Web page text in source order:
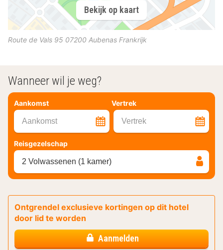
Bekijk op kaart
Route de Vals 95 07200 Aubenas Frankrijk
Wanneer wil je weg?
Aankomst Vertrek
Aankomst Vertrek
Reisgezelschap
2 Volwassenen (1 kamer)
Ontgrendel exclusieve kortingen op dit hotel
door lid te worden
Aanmelden